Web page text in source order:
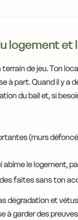
logement et
de jeu. Ton
à part. Quand il y
du bail et, si
(murs
le logement,
faites sans ton
dégradation et
à garder des